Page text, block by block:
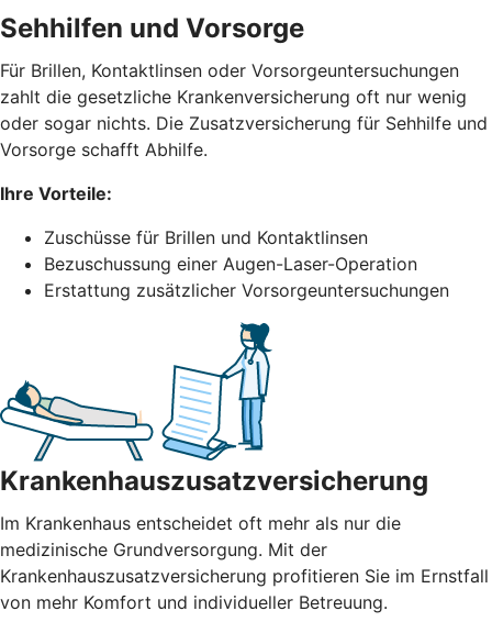
Sehhilfen und Vorsorge
Für Brillen, Kontaktlinsen oder Vorsorgeuntersuchungen
zahlt die gesetzliche Krankenversicherung oft nur wenig
oder sogar nichts. Die Zusatzversicherung für Sehhilfe und
Vorsorge schafft Abhilfe.
Ihre Vorteile:
Zuschüsse für Brillen und Kontaktlinsen
Bezuschussung einer Augen-Laser-Operation
Erstattung zusätzlicher Vorsorgeuntersuchungen
Krankenhauszusatzversicherung
Im Krankenhaus entscheidet oft mehr als nur die
medizinische Grundversorgung. Mit der
Krankenhauszusatzversicherung profitieren Sie im Ernstfall
von mehr Komfort und individueller Betreuung.